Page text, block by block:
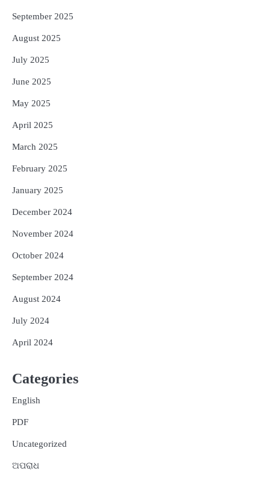
September 2025
August 2025
July 2025
June 2025
May 2025
April 2025
March 2025
February 2025
January 2025
December 2024
November 2024
October 2024
September 2024
August 2024
July 2024
April 2024
Categories
English
PDF
Uncategorized
ଅପରାଧ